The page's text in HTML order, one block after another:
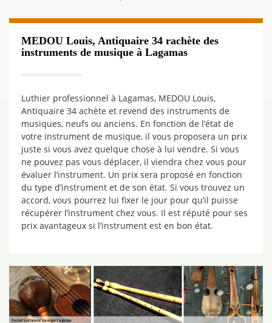
MEDOU Louis, Antiquaire 34 rachète des
instruments de musique à Lagamas
Luthier professionnel à Lagamas, MEDOU Louis,
Antiquaire 34 achète et revend des instruments de
musiques, neufs ou anciens. En fonction de l’état de
votre instrument de musique, il vous proposera un prix
juste si vous avez quelque chose à lui vendre. Si vous
ne pouvez pas vous déplacer, il viendra chez vous pour
évaluer l’instrument. Un prix sera proposé en fonction
du type d’instrument et de son état. Si vous trouvez un
accord, vous pourrez lui fixer le jour pour qu’il puisse
récupérer l’instrument chez vous. Il est réputé pour ses
prix avantageux si l’instrument est en bon état.